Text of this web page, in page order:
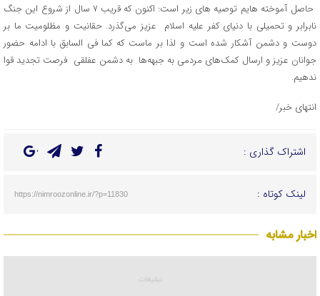
حاصل آموخته هایم توصیه های‌ زیر است: اکنون که قریب ۷ سال از شروع این جنگ
نابرابر و تحمیلی با دنیای‌ کفر علیه اسلام عزیز می‌‌گذرد. حقانیت و مظلومیت ما بر
دوست و دشمن آشکار شده است و لذا بر ماست که کما فی‌ السابق با ادامه حضور
جوانان عزیز و ارسال کمک‌های‌ مردمی‌ به جبهه‌ها به دشمن عفلقی فرصت تجدید قوا
ندهیم.
انتهای خبر/
اشتراک گذاری :
لینک کوتاه : https://nimroozonline.ir/?p=11830
اخبار مشابه